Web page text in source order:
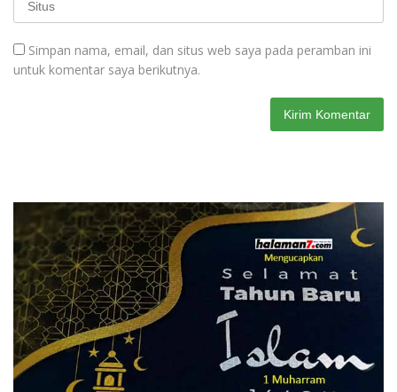
Simpan nama, email, dan situs web saya pada peramban ini
untuk komentar saya berikutnya.